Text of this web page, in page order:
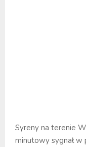
Syreny na terenie
minutowy sygnał w